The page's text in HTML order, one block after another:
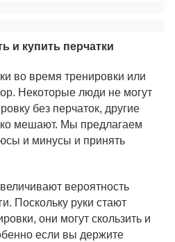
и купить перчатки
во время тренировки или
Некоторые люди не могут
без перчаток, другие
мешают. Мы предлагаем
и минусы и принять
вероятность
Поскольку руки стают
они могут скользить и
если вы держите